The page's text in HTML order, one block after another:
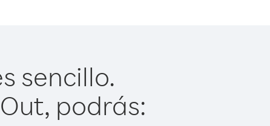
sencillo.
podrás: